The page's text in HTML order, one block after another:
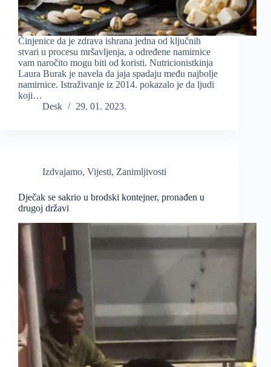
Činjenice da je zdrava ishrana jedna od ključnih
stvari u procesu mršavljenja, a određene namirnice
vam naročito mogu biti od koristi. Nutricionistkinja
Laura Burak je navela da jaja spadaju među najbolje
namirnice. Istraživanje iz 2014. pokazalo je da ljudi
koji…
Desk
29. 01. 2023.
Izdvajamo, Vijesti, Zanimljivosti
Dječak se sakrio u brodski kontejner, pronađen u
drugoj državi